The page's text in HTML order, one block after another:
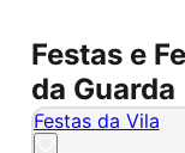
Festas e
da Guarda
Festas da Vila